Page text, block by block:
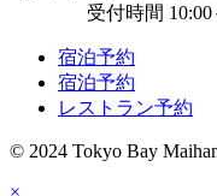
受付時間 10:00
宿泊予約
宿泊予約
レストラン予約
© 2024 Tokyo Bay
×